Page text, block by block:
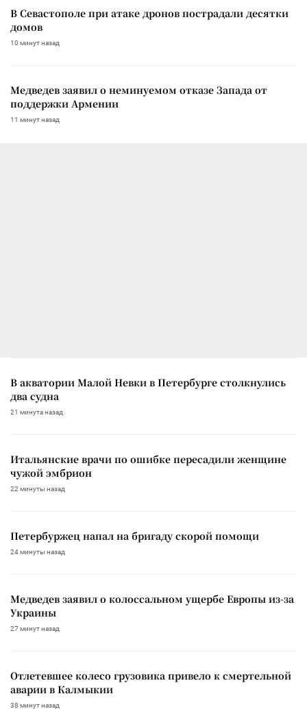
В Севастополе при атаке дронов пострадали десятки
домов
10 минут назад
Медведев заявил о неминуемом отказе Запада от
поддержки Армении
11 минут назад
В акватории Малой Невки в Петербурге столкнулись
два судна
21 минута назад
Итальянские врачи по ошибке пересадили женщине
чужой эмбрион
22 минуты назад
Петербуржец напал на бригаду скорой помощи
24 минуты назад
Медведев заявил о колоссальном ущербе Европы из-за
Украины
27 минут назад
Отлетевшее колесо грузовика привело к смертельной
аварии в Калмыкии
38 минут назад